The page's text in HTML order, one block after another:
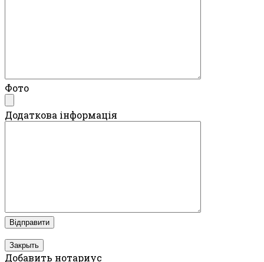
Фото
Додаткова інформація
Закрыть
Добавить нотариус